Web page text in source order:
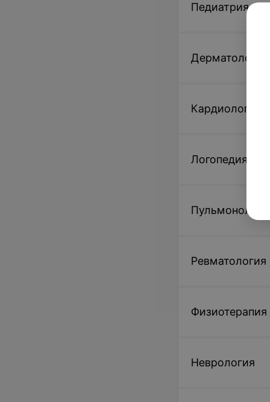
Педиатрия
Дерматология
Кардиология
Логопедия
Пульмонология
Ревматология
Физиотерапия
Неврология